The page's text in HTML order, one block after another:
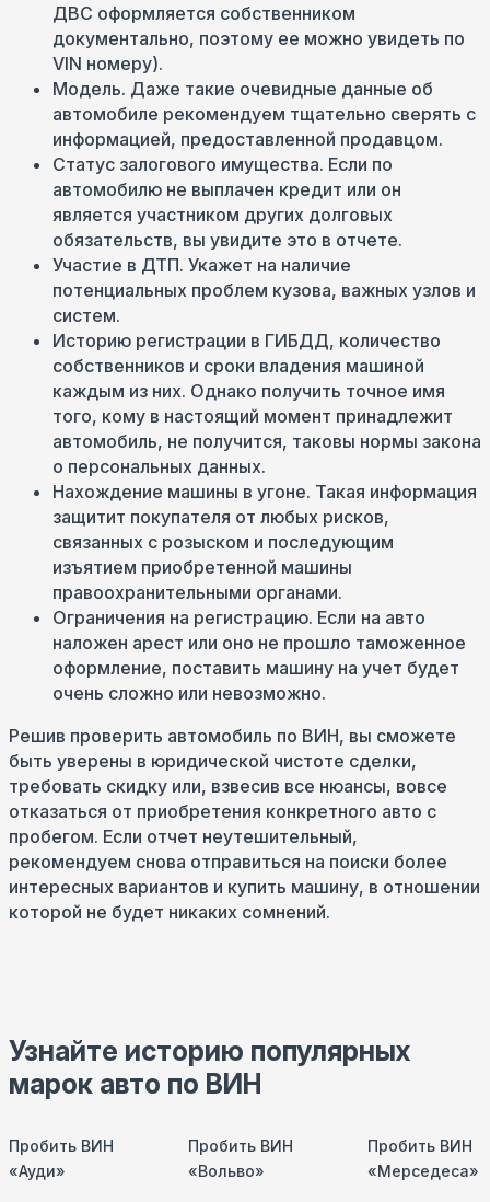
ДВС оформляется собственником
документально, поэтому ее можно увидеть по
VIN номеру).
Модель. Даже такие очевидные данные об
автомобиле рекомендуем тщательно сверять с
информацией, предоставленной продавцом.
Статус залогового имущества. Если по
автомобилю не выплачен кредит или он
является участником других долговых
обязательств, вы увидите это в отчете.
Участие в ДТП. Укажет на наличие
потенциальных проблем кузова, важных узлов и
систем.
Историю регистрации в ГИБДД, количество
собственников и сроки владения машиной
каждым из них. Однако получить точное имя
того, кому в настоящий момент принадлежит
автомобиль, не получится, таковы нормы закона
о персональных данных.
Нахождение машины в угоне. Такая информация
защитит покупателя от любых рисков,
связанных с розыском и последующим
изъятием приобретенной машины
правоохранительными органами.
Ограничения на регистрацию. Если на авто
наложен арест или оно не прошло таможенное
оформление, поставить машину на учет будет
очень сложно или невозможно.
Решив проверить автомобиль по ВИН, вы сможете
быть уверены в юридической чистоте сделки,
требовать скидку или, взвесив все нюансы, вовсе
отказаться от приобретения конкретного авто с
пробегом. Если отчет неутешительный,
рекомендуем снова отправиться на поиски более
интересных вариантов и купить машину, в отношении
которой не будет никаких сомнений.
Узнайте историю популярных
марок авто по ВИН
Пробить ВИН
«Ауди»
Пробить ВИН
«Вольво»
Пробить ВИН
«Мерседеса»